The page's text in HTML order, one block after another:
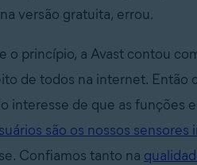
versão gratuita, errou.
o princípio, a Avast contou
de todos na internet. Então
interesse de que as funções
são os nossos sensores
Confiamos tanto na